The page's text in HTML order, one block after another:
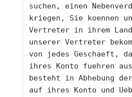
suchen, einen
kriegen, Sie koennen
Vertreter in ihrem
unserer Vertreter
von jedes Geschaeft,
ihres Konto fuehren
besteht in Abhebung
auf ihres Konto und